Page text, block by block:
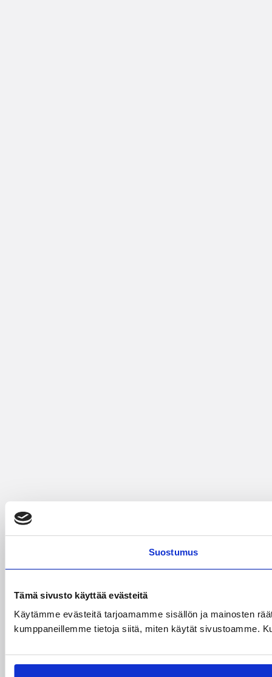
Suostumus
Tämä sivusto käyttää evästeitä
Käytämme evästeitä tarjoamamme sisällön ja mainosten
kumppaneillemme tietoja siitä, miten käytät sivustoamme.